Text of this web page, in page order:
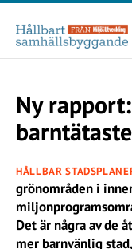
Ny
HÅLLBAR
grönområden i
Det är några av de
mer barnvänlig